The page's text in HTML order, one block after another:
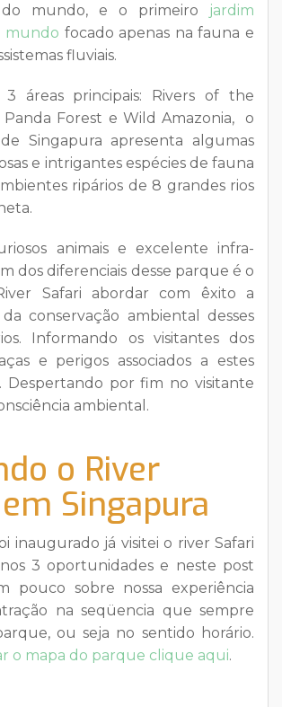
mundo, e o primeiro
jardim
mundo focado apenas na fauna e
fluviais.
3 áreas principais: Rivers of the
Forest e Wild Amazonia, o
Singapura apresenta algumas
e intrigantes espécies de fauna
ripários de 8 grandes rios
animais e excelente infra-
dos diferenciais desse parque é o
Safari abordar com êxito a
da conservação ambiental desses
Informando os visitantes dos
e perigos associados a estes
Despertando por fim no visitante
ambiental.
o River
Singapura
inaugurado já visitei o river Safari
3 oportunidades e neste post
pouco sobre nossa experiência
na seqüencia que sempre
ou seja no sentido horário.
o mapa do parque clique aqui.